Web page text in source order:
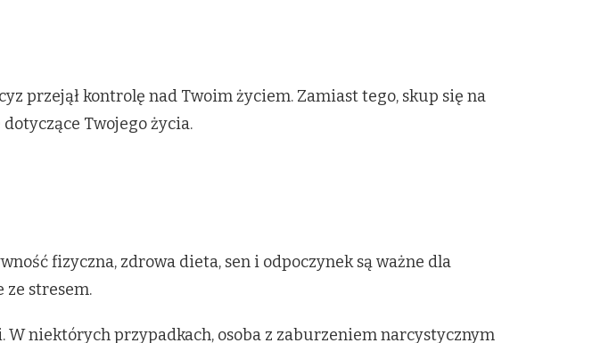
przejął kontrolę nad Twoim życiem. Zamiast tego, skup się na
Twojego życia.
fizyczna, zdrowa dieta, sen i odpoczynek są ważne dla
ze stresem.
niektórych przypadkach, osoba z zaburzeniem narcystycznym